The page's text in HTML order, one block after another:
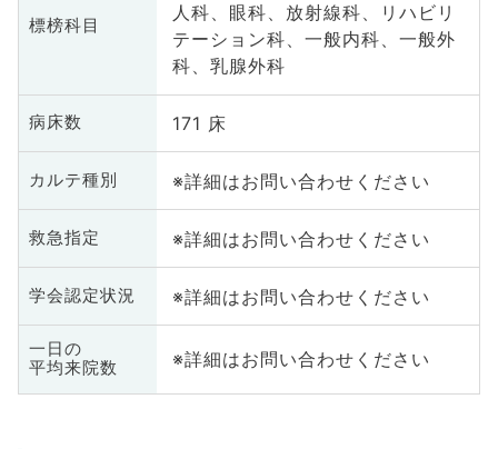
標榜科目
人科、眼科、放射線科、リハビリ
テーション科、一般内科、一般外
科、乳腺外科
病床数 171 床
カルテ種別 ※詳細はお問い合わせください
救急指定 ※詳細はお問い合わせください
学会認定状況 ※詳細はお問い合わせください
一日の
平均来院数
※詳細はお問い合わせください